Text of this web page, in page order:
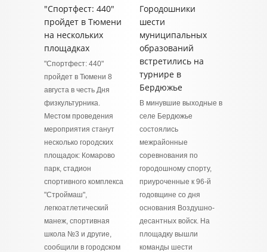
"Спортфест: 440"
пройдет в Тюмени
на нескольких
площадках
"Спортфест: 440"
пройдет в Тюмени 8
августа в честь Дня
физкультурника.
Местом проведения
мероприятия станут
несколько городских
площадок: Комарово
парк, стадион
спортивного комплекса
"Строймаш",
легкоатлетический
манеж, спортивная
школа №3 и другие,
сообщили в городском
Городошники
шести
муниципальных
образований
встретились на
турнире в
Бердюжье
В минувшие выходные в
селе Бердюжье
состоялись
межрайонные
соревнования по
городошному спорту,
приуроченные к 96-й
годовщине со дня
основания Воздушно-
десантных войск. На
площадку вышли
команды шести